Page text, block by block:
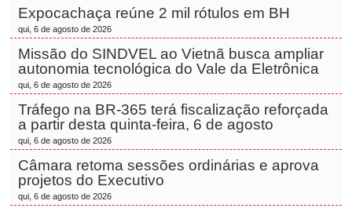
Expocachaça reúne 2 mil rótulos em BH
qui, 6 de agosto de 2026
Missão do SINDVEL ao Vietnã busca ampliar
autonomia tecnológica do Vale da Eletrônica
qui, 6 de agosto de 2026
Tráfego na BR-365 terá fiscalização reforçada
a partir desta quinta-feira, 6 de agosto
qui, 6 de agosto de 2026
Câmara retoma sessões ordinárias e aprova
projetos do Executivo
qui, 6 de agosto de 2026